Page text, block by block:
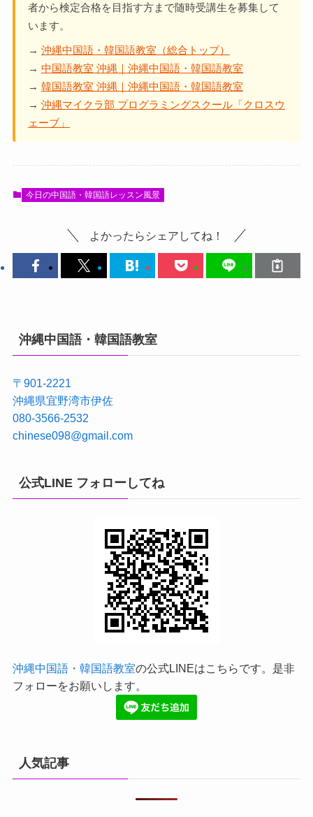
者から検定合格を目指す方まで随時受講生を募集して
います。
→ 沖縄中国語・韓国語教室（総合トップ）
→ 中国語教室 沖縄｜沖縄中国語・韓国語教室
→ 韓国語教室 沖縄｜沖縄中国語・韓国語教室
→ 沖縄マイクラ部 プログラミングスクール「クロスウ
ェーブ」
今日の中国語・韓国語レッスン風景
よかったらシェアしてね！
沖縄中国語・韓国語教室
〒901-2221
沖縄県宜野湾市伊佐
080-3566-2532
chinese098@gmail.com
公式LINE フォローしてね
沖縄中国語・韓国語教室の公式LINEはこちらです。是非
フォローをお願いします。
人気記事